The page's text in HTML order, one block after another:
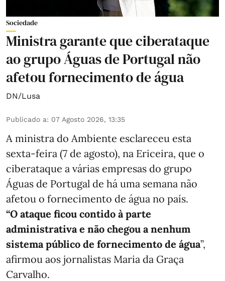
Sociedade
Ministra garante que ciberataque
ao grupo Águas de Portugal não
afetou fornecimento de água
DN/Lusa
Publicado a: 07 Agosto 2026, 13:35
A ministra do Ambiente esclareceu esta
sexta-feira (7 de agosto), na Ericeira, que o
ciberataque a várias empresas do grupo
Águas de Portugal de há uma semana não
afetou o fornecimento de água no país.
“O ataque ficou contido à parte
administrativa e não chegou a nenhum
sistema público de fornecimento de água”,
afirmou aos jornalistas Maria da Graça
Carvalho.